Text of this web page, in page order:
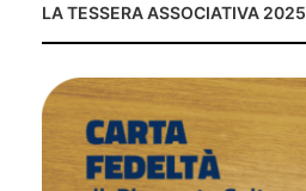
LA TESSERA ASSOCIATIVA 2025